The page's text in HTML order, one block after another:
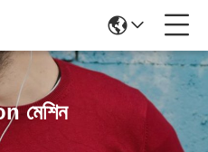
মেশিন